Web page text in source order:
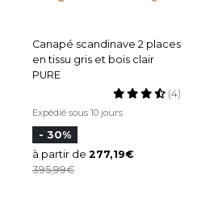
Canapé scandinave 2 places
en tissu gris et bois clair
PURE
Expédié sous 10 jours
(4)
- 30%
à partir de 277,19
395,99